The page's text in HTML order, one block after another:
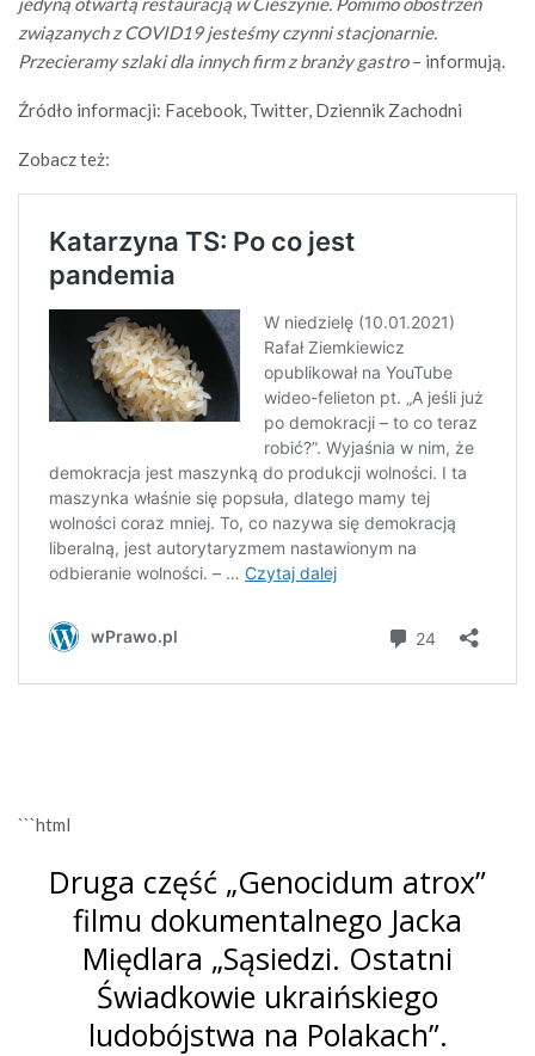
związanych z COVID19 jesteśmy czynni stacjonarnie.
Przecieramy szlaki dla innych firm z branży gastro– informują.
Źródło informacji: Facebook, Twitter, Dziennik Zachodni
Zobacz też:
```html
Druga część „Genocidum atrox”
filmu dokumentalnego Jacka
Międlara „Sąsiedzi. Ostatni
Świadkowie ukraińskiego
ludobójstwa na Polakach”.